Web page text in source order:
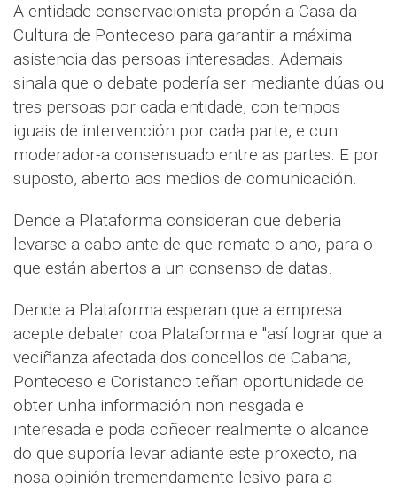
A entidade conservacionista propón a Casa da
Cultura de Ponteceso para garantir a máxima
asistencia das persoas interesadas. Ademais
sinala que o debate podería ser mediante dúas ou
tres persoas por cada entidade, con tempos
iguais de intervención por cada parte, e cun
moderador-a consensuado entre as partes. E por
suposto, aberto aos medios de comunicación.
Dende a Plataforma consideran que debería
levarse a cabo ante de que remate o ano, para o
que están abertos a un consenso de datas.
Dende a Plataforma esperan que a empresa
acepte debater coa Plataforma e "así lograr que a
veciñanza afectada dos concellos de Cabana,
Ponteceso e Coristanco teñan oportunidade de
obter unha información non nesgada e
interesada e poda coñecer realmente o alcance
do que suporía levar adiante este proxecto, na
nosa opinión tremendamente lesivo para a